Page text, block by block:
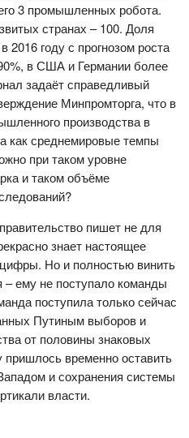
3 промышленных робота.
странах – 100. Доля
2016 году с прогнозом роста
в США и Германии более
задаёт справедливый
Минпромторга, что в
производства в
как среднемировые темпы
при таком уровне
и таком объёме
пишет не для
знает настоящее
Но и полностью винить
– ему не поступало команды
поступила только сейчас
Путиным выборов и
от половины знаковых
временно оставить
и сохранения системы
власти.